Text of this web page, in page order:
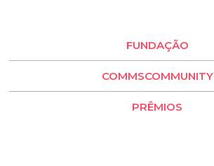
LLYC Buenos Aires
BESO by LLYC
FUNDAÇÃO
COMMSCOMMUNITY
PRÊMIOS